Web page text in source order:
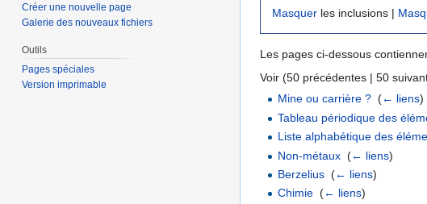
Masquer les inclusions |
Les pages ci-dessous
Voir (50 précédentes | 50
Mine ou carrière ? ‎(← liens)
Tableau périodique des
Liste alphabétique des
Non-métaux ‎(← liens)
Berzelius ‎(← liens)
Chimie ‎(← liens)
Créer une nouvelle page
Galerie des nouveaux fichiers
Outils
Pages spéciales
Version imprimable